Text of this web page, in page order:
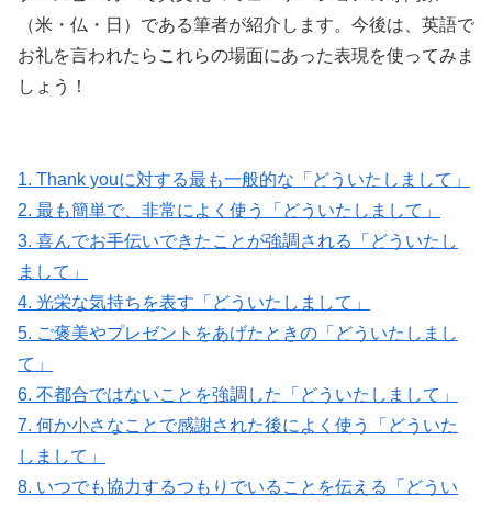
（米・仏・日）である筆者が紹介します。今後は、英語で
お礼を言われたらこれらの場面にあった表現を使ってみま
しょう！
1. Thank youに対する最も一般的な「どういたしまして」
2. 最も簡単で、非常によく使う「どういたしまして」
3. 喜んでお手伝いできたことが強調される「どういたし
まして」
4. 光栄な気持ちを表す「どういたしまして」
5. ご褒美やプレゼントをあげたときの「どういたしまし
て」
6. 不都合ではないことを強調した「どういたしまして」
7. 何か小さなことで感謝された後によく使う「どういた
しまして」
8. いつでも協力するつもりでいることを伝える「どうい